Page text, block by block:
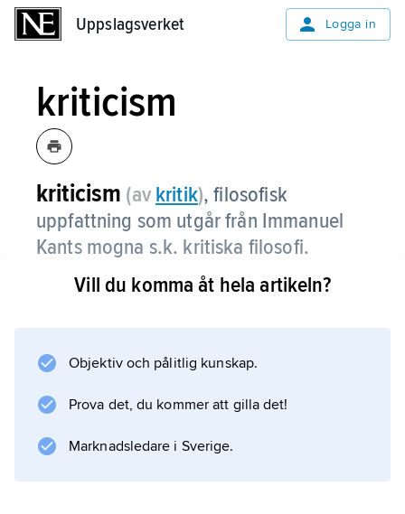
Uppslagsverket Logga in
kriticism
kriticism (av kritik), filosofisk
uppfattning som utgår från Immanuel
Kants mogna s.k. kritiska filosofi.
Se Immanuel
nykantianism
Vill du komma åt hela artikeln?
Objektiv och pålitlig kunskap.
Prova det, du kommer att gilla det!
Marknadsledare i Sverige.